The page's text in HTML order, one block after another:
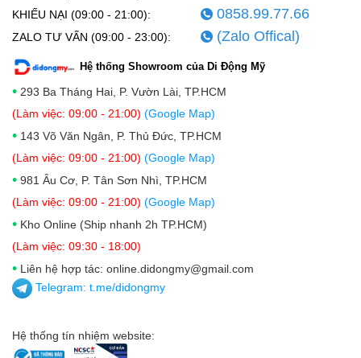
KHIẾU NẠI (09:00 - 21:00): 0858.99.77.66
ZALO TƯ VẤN (09:00 - 23:00): (Zalo Offical)
Hệ thống Showroom của Di Động Mỹ
• 293 Ba Tháng Hai, P. Vườn Lài, TP.HCM
(Làm việc: 09:00 - 21:00) (Google Map)
• 143 Võ Văn Ngân, P. Thủ Đức, TP.HCM
(Làm việc: 09:00 - 21:00) (Google Map)
• 981 Âu Cơ, P. Tân Sơn Nhì, TP.HCM
(Làm việc: 09:00 - 21:00) (Google Map)
• Kho Online (Ship nhanh 2h TP.HCM)
(Làm việc: 09:30 - 18:00)
• Liên hệ hợp tác: online.didongmy@gmail.com
Telegram: t.me/didongmy
Hệ thống tín nhiệm website: